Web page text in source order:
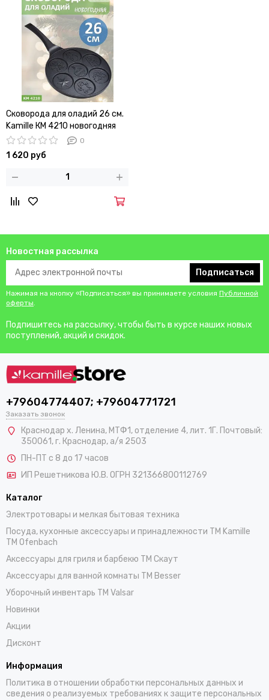
Сковорода для оладий 26 см.
Kamille КМ 4210 новогодняя
0
1 620 руб
Новостная рассылка
Подписаться
Нажимая на кнопку «Подписаться» вы принимаете условия Публичной
оферты.
Подпишитесь на рассылку, чтобы быть в курсе наших новых
поступлений, акций и скидок.
+79604774407; +79604771721
Заказать звонок
Краснодар х. Ленина, МТФ1, отделение 4, лит. 1Г. Почтовый:
350061, г. Краснодар, а/я 2503
ПН-ПТ с 8 до 17 часов
ИП Решетникова Ю.В. ОГРН 321366800112769
Каталог
Электротовары и мелкая бытовая техника
Посуда, кухонные аксессуары и принадлежности TM Kamille
TM Ofenbach
Аксессуары для гриля и барбекю TM Скаут
Аксессуары для ванной комнаты TM Besser
Уборочный инвентарь TM Valsar
Новинки
Акции
Дисконт
Информация
Политика в отношении обработки персональных данных и
сведения о реализуемых требованиях к защите персональных